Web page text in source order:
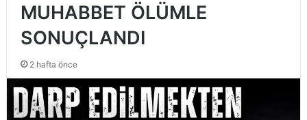
MUHABBET ÖLÜMLE
SONUÇLANDI
2 hafta önce